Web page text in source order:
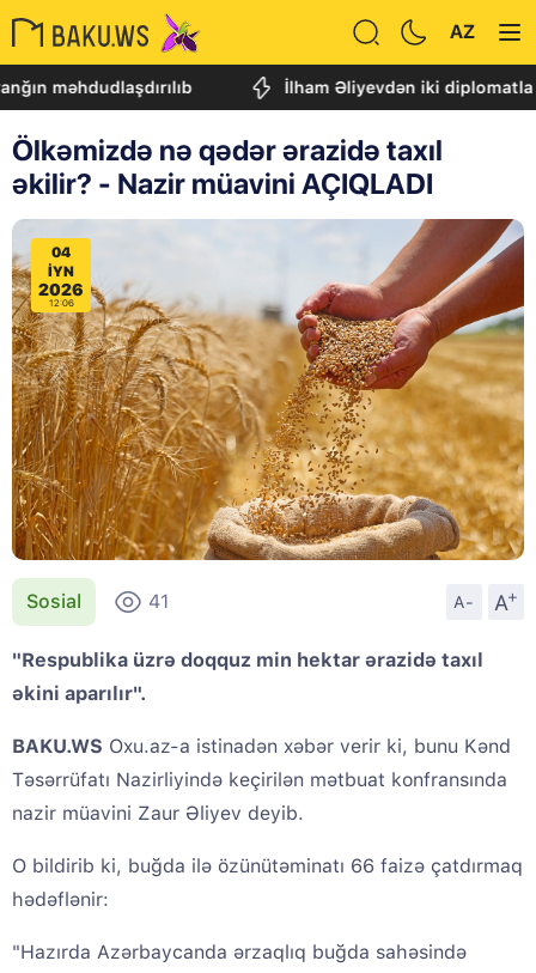
AZ
İlham Əliyevdən iki diplomatla bağlı
Ölkəmizdə nə qədər ərazidə taxıl
əkilir? - Nazir müavini AÇIQLADI
04
IYN
2026
12:06
Sosial 41 A- A
+
"Respublika üzrə doqquz min hektar ərazidə taxıl
əkini aparılır".
BAKU.WS Oxu.az-a istinadən xəbər verir ki, bunu Kənd
Təsərrüfatı Nazirliyində keçirilən mətbuat konfransında
nazir müavini Zaur Əliyev deyib.
O bildirib ki, buğda ilə özünütəminatı 66 faizə çatdırmaq
hədəflənir:
"Hazırda Azərbaycanda ərzaqlıq buğda sahəsində